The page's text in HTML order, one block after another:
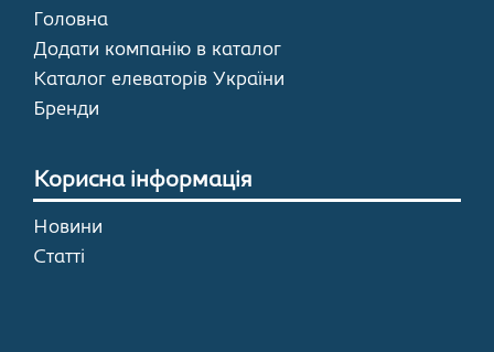
Головна
Додати компанію в каталог
Каталог елеваторів України
Бренди
Корисна інформація
Новини
Статті